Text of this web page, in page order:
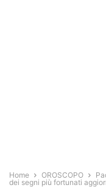
Home OROSCOPO
dei segni più fortunati